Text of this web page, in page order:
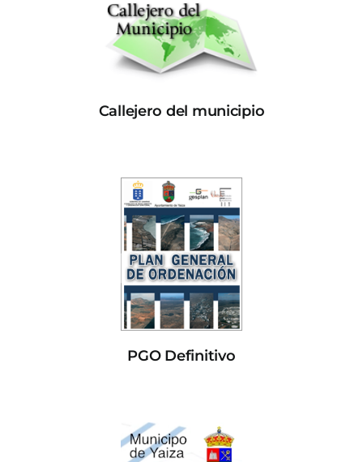
Callejero del municipio
PGO Definitivo